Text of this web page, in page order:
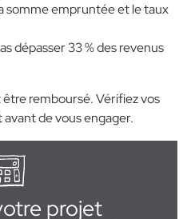
somme empruntée et le taux
dépasser 33 % des revenus
remboursé. Vérifiez vos
de vous engager.
projet